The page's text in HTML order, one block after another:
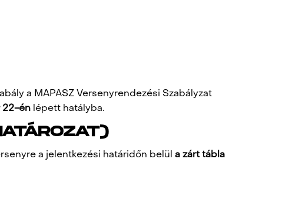
a MAPASZ Versenyrendezési Szabályzat
22-én lépett hatályba.
a jelentkezési határidőn belül a zárt tábla